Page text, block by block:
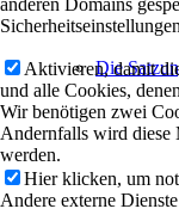
Die
anderen Domains
Aktivieren, damit
und alle Cookies,
Wir benötigen zwei
Andernfalls wird diese
werden.
Hier klicken, um
Andere externe Dienste